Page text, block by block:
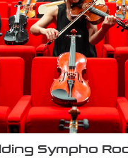
Sympho